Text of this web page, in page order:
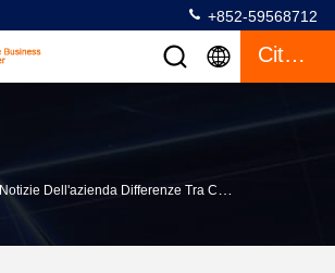
+852-59568712
Citazione
Notizie Dell'azienda Differenze Tra Chioschi Interni E Esterni